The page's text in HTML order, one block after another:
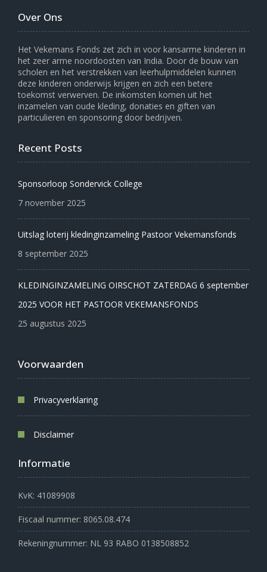
Over Ons
Het Vekemans Fonds zet zich in voor kansarme kinderen in
het zeer arme noordoosten van India. Door de bouw van
scholen en het verstrekken van leerhulpmiddelen kunnen
deze kinderen onderwijs krijgen en zich een betere
toekomst verwerven. De inkomsten komen uit het
inzamelen van oude kleding, donaties en giften van
particulieren en sponsoring door bedrijven.
Recent Posts
Sponsorloop Sondervick College
7 november 2025
Uitslag loterij kledinginzameling Pastoor Vekemansfonds
8 september 2025
KLEDINGINZAMELING OIRSCHOT ZATERDAG 6 september
2025 VOOR HET PASTOOR VEKEMANSFONDS
25 augustus 2025
Voorwaarden
Privacyverklaring
Disclaimer
Informatie
KvK: 41089908
Fiscaal nummer: 8065.08.474
Rekeningnummer: NL 93 RABO 0138508852